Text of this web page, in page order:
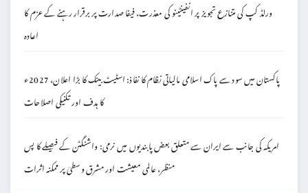
ورلڈ کپ کی متنازع تجویز پر انفینٹینو کی معذرت، فیفا صدارت پر برقرار رہنے کے عزم کا
اعادہ
پاکستان میں سود سے پاک اسلامی مالیاتی نظام کا نفاذ: اسٹیٹ بینک کا بڑا اعلان، 2027ء
کا ہدف اور تکنیکی اصلاحات
امریکہ کی جانب سے ایران سے متعلق بعض پابندیوں میں نرمی: واشنگٹن کے فیصلے کا پس
منظر، عالمی معیشت اور مشرق وسطیٰ پر ممکنہ اثرات